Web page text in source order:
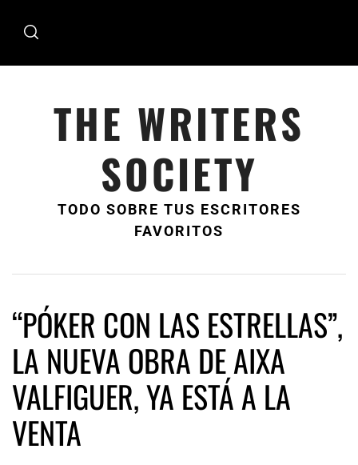
THE WRITERS
SOCIETY
TODO SOBRE TUS ESCRITORES
FAVORITOS
“PÓKER CON LAS ESTRELLAS”,
LA NUEVA OBRA DE AIXA
VALFIGUER, YA ESTÁ A LA
VENTA